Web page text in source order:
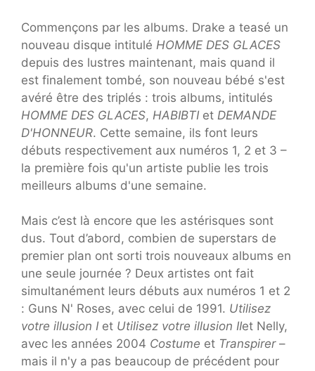
Commençons par les albums. Drake a teasé un
nouveau disque intitulé HOMME DES GLACES
depuis des lustres maintenant, mais quand il
est finalement tombé, son nouveau bébé s'est
avéré être des triplés : trois albums, intitulés
HOMME DES GLACES, HABIBTI et DEMANDE
D'HONNEUR. Cette semaine, ils font leurs
débuts respectivement aux numéros 1, 2 et 3 –
la première fois qu'un artiste publie les trois
meilleurs albums d'une semaine.
Mais c’est là encore que les astérisques sont
dus. Tout d’abord, combien de superstars de
premier plan ont sorti trois nouveaux albums en
une seule journée ? Deux artistes ont fait
simultanément leurs débuts aux numéros 1 et 2
: Guns N' Roses, avec celui de 1991. Utilisez
votre illusion I et Utilisez votre illusion IIet Nelly,
avec les années 2004 Costume et Transpirer–
mais il n'y a pas beaucoup de précédent pour